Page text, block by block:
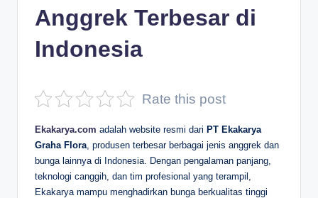
D
Anggrek Terbesar di
Indonesia
Rate this post
Ekakarya.com adalah website resmi dari PT Ekakarya
Graha Flora , produsen terbesar berbagai jenis anggrek dan
bunga lainnya di Indonesia. Dengan pengalaman panjang,
teknologi canggih, dan tim profesional yang terampil,
Ekakarya mampu menghadirkan bunga berkualitas tinggi